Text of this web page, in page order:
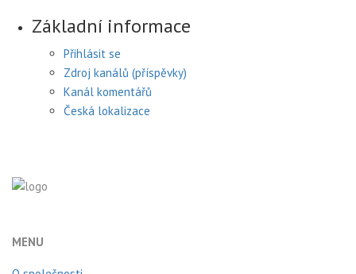
Základní informace
Přihlásit se
Zdroj kanálů (příspěvky)
Kanál komentářů
Česká lokalizace
MENU